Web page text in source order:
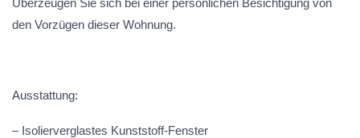
Überzeugen Sie sich bei einer persönlichen Besichtigung von
den Vorzügen dieser Wohnung.
Ausstattung:
– Isolierverglastes Kunststoff-Fenster